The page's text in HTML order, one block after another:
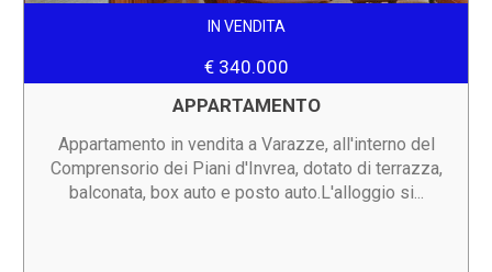
IN VENDITA
€ 340.000
APPARTAMENTO
Appartamento in vendita a Varazze, all'interno del
Comprensorio dei Piani d'Invrea, dotato di terrazza,
balconata, box auto e posto auto.L'alloggio si...